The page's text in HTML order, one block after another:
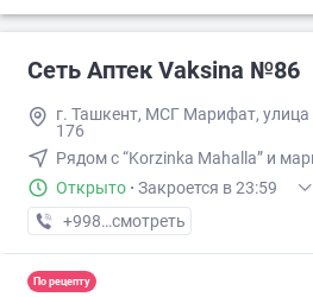
Сеть Аптек Vaksina №86
г. Ташкент, МСГ Марифат, улица
176
Рядом с “Korzinka Mahalla” и
Открыто · Закроется в 23:59
+998 (77) XXX-XX-XX
смотреть
По рецепту